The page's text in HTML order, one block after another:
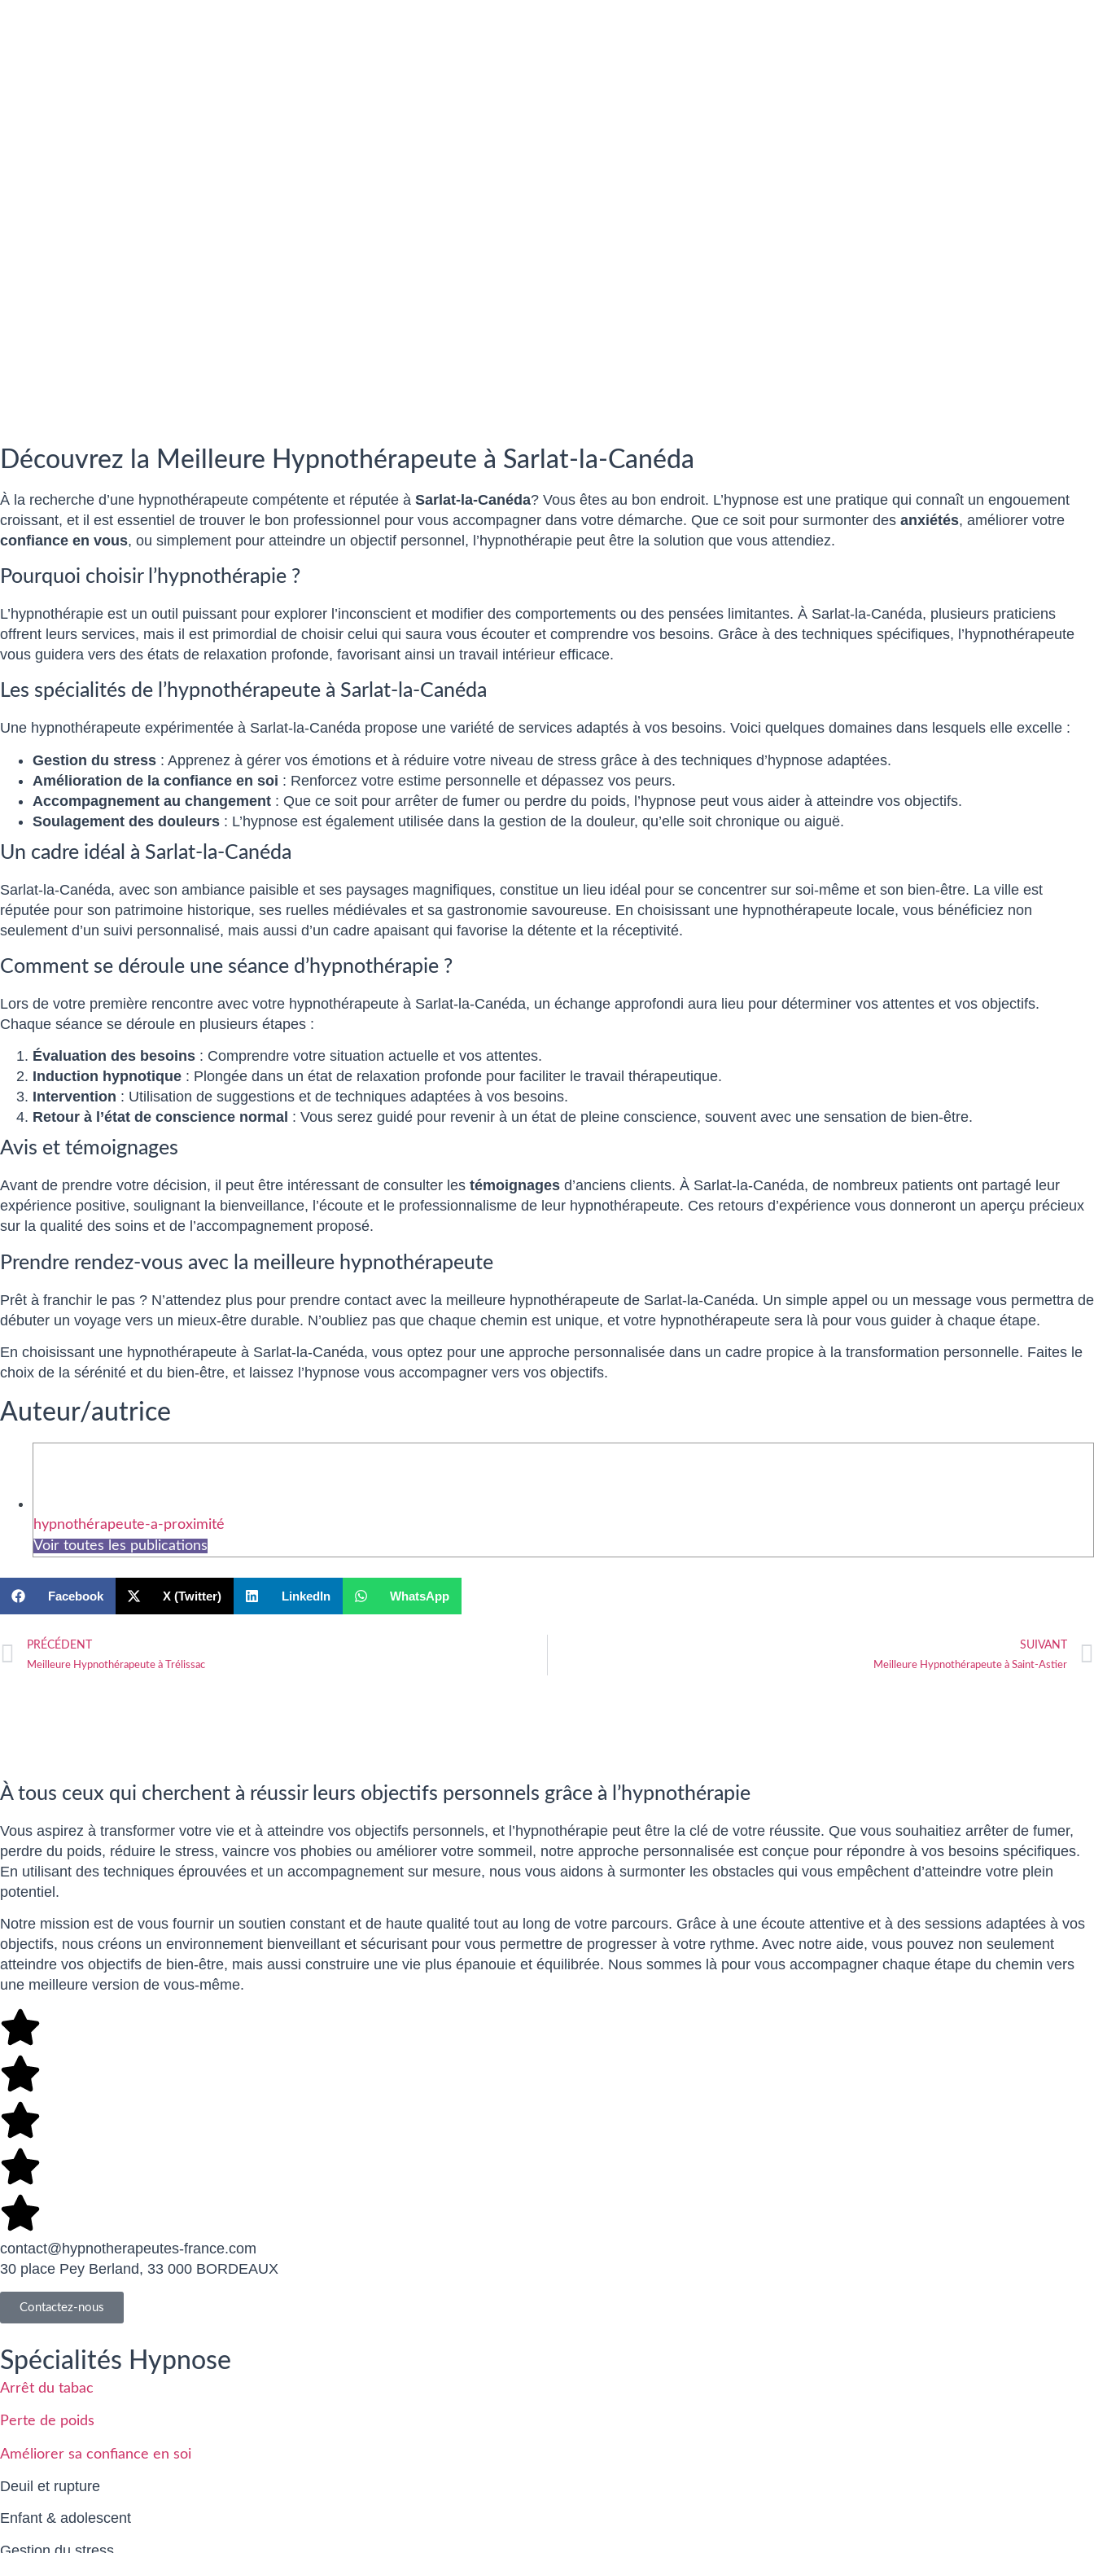
Découvrez la Meilleure Hypnothérapeute à Sarlat-la-Canéda
À la recherche d’une hypnothérapeute compétente et réputée à Sarlat-la-Canéda? Vous êtes au bon endroit. L’hypnose est une pratique qui connaît un engouement
croissant, et il est essentiel de trouver le bon professionnel pour vous accompagner dans votre démarche. Que ce soit pour surmonter des anxiétés, améliorer votre
confiance en vous, ou simplement pour atteindre un objectif personnel, l’hypnothérapie peut être la solution que vous attendiez.
Pourquoi choisir l’hypnothérapie ?
L’hypnothérapie est un outil puissant pour explorer l’inconscient et modifier des comportements ou des pensées limitantes. À Sarlat-la-Canéda, plusieurs praticiens
offrent leurs services, mais il est primordial de choisir celui qui saura vous écouter et comprendre vos besoins. Grâce à des techniques spécifiques, l’hypnothérapeute
vous guidera vers des états de relaxation profonde, favorisant ainsi un travail intérieur efficace.
Les spécialités de l’hypnothérapeute à Sarlat-la-Canéda
Une hypnothérapeute expérimentée à Sarlat-la-Canéda propose une variété de services adaptés à vos besoins. Voici quelques domaines dans lesquels elle excelle :
Gestion du stress : Apprenez à gérer vos émotions et à réduire votre niveau de stress grâce à des techniques d’hypnose adaptées.
Amélioration de la confiance en soi : Renforcez votre estime personnelle et dépassez vos peurs.
Accompagnement au changement : Que ce soit pour arrêter de fumer ou perdre du poids, l’hypnose peut vous aider à atteindre vos objectifs.
Soulagement des douleurs : L’hypnose est également utilisée dans la gestion de la douleur, qu’elle soit chronique ou aiguë.
Un cadre idéal à Sarlat-la-Canéda
Sarlat-la-Canéda, avec son ambiance paisible et ses paysages magnifiques, constitue un lieu idéal pour se concentrer sur soi-même et son bien-être. La ville est
réputée pour son patrimoine historique, ses ruelles médiévales et sa gastronomie savoureuse. En choisissant une hypnothérapeute locale, vous bénéficiez non
seulement d’un suivi personnalisé, mais aussi d’un cadre apaisant qui favorise la détente et la réceptivité.
Comment se déroule une séance d’hypnothérapie ?
Lors de votre première rencontre avec votre hypnothérapeute à Sarlat-la-Canéda, un échange approfondi aura lieu pour déterminer vos attentes et vos objectifs.
Chaque séance se déroule en plusieurs étapes :
Évaluation des besoins : Comprendre votre situation actuelle et vos attentes.
Induction hypnotique : Plongée dans un état de relaxation profonde pour faciliter le travail thérapeutique.
Intervention : Utilisation de suggestions et de techniques adaptées à vos besoins.
Retour à l’état de conscience normal : Vous serez guidé pour revenir à un état de pleine conscience, souvent avec une sensation de bien-être.
Avis et témoignages
Avant de prendre votre décision, il peut être intéressant de consulter les témoignages d’anciens clients. À Sarlat-la-Canéda, de nombreux patients ont partagé leur
expérience positive, soulignant la bienveillance, l’écoute et le professionnalisme de leur hypnothérapeute. Ces retours d’expérience vous donneront un aperçu précieux
sur la qualité des soins et de l’accompagnement proposé.
Prendre rendez-vous avec la meilleure hypnothérapeute
Prêt à franchir le pas ? N’attendez plus pour prendre contact avec la meilleure hypnothérapeute de Sarlat-la-Canéda. Un simple appel ou un message vous permettra de
débuter un voyage vers un mieux-être durable. N’oubliez pas que chaque chemin est unique, et votre hypnothérapeute sera là pour vous guider à chaque étape.
En choisissant une hypnothérapeute à Sarlat-la-Canéda, vous optez pour une approche personnalisée dans un cadre propice à la transformation personnelle. Faites le
choix de la sérénité et du bien-être, et laissez l’hypnose vous accompagner vers vos objectifs.
Auteur/autrice
hypnothérapeute-a-proximité
Voir toutes les publications
Facebook X (Twitter) LinkedIn WhatsApp
PRÉCÉDENT
Meilleure Hypnothérapeute à Trélissac
SUIVANT
Meilleure Hypnothérapeute à Saint-Astier
À tous ceux qui cherchent à réussir leurs objectifs personnels grâce à l’hypnothérapie
Vous aspirez à transformer votre vie et à atteindre vos objectifs personnels, et l’hypnothérapie peut être la clé de votre réussite. Que vous souhaitiez arrêter de fumer,
perdre du poids, réduire le stress, vaincre vos phobies ou améliorer votre sommeil, notre approche personnalisée est conçue pour répondre à vos besoins spécifiques.
En utilisant des techniques éprouvées et un accompagnement sur mesure, nous vous aidons à surmonter les obstacles qui vous empêchent d’atteindre votre plein
potentiel.
Notre mission est de vous fournir un soutien constant et de haute qualité tout au long de votre parcours. Grâce à une écoute attentive et à des sessions adaptées à vos
objectifs, nous créons un environnement bienveillant et sécurisant pour vous permettre de progresser à votre rythme. Avec notre aide, vous pouvez non seulement
atteindre vos objectifs de bien-être, mais aussi construire une vie plus épanouie et équilibrée. Nous sommes là pour vous accompagner chaque étape du chemin vers
une meilleure version de vous-même.
contact@hypnotherapeutes-france.com
30 place Pey Berland, 33 000 BORDEAUX
Contactez-nous
Spécialités Hypnose
Arrêt du tabac
Perte de poids
Améliorer sa confiance en soi
Deuil et rupture
Enfant & adolescent